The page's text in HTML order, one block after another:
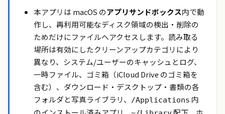
本アプリは macOS のアプリサンドボックス内で動
作し、再利用可能なディスク領域の検出・削除の
ためだけにファイルへアクセスします。読み取る
場所は有効にしたクリーンアップカテゴリにより
異なり、システム/ユーザーのキャッシュとログ、
一時ファイル、ゴミ箱（iCloud Drive のゴミ箱を
含む）、ダウンロード・デスクトップ・書類の各
フォルダと写真ライブラリ、
/Applications 内